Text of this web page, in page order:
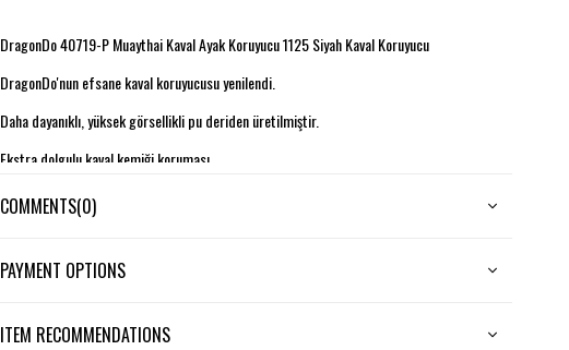
DragonDo 40719-P Muaythai Kaval Ayak Koruyucu 1125 Siyah Kaval Koruyucu
DragonDo'nun efsane kaval koruyucusu yenilendi.
Daha dayanıklı, yüksek görsellikli pu deriden üretilmiştir.
Ekstra dolgulu kaval kemiği koruması
Cırtlıkayışlarla bacağa sabitlenir.
COMMENTS(0)
PAYMENT OPTIONS
ITEM RECOMMENDATIONS